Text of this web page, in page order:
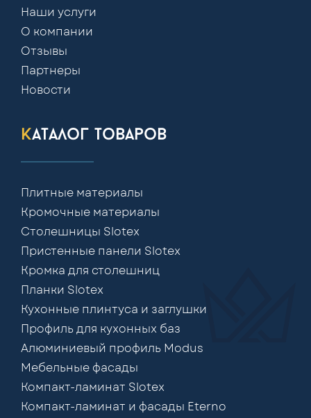
Наши услуги
О компании
Отзывы
Партнеры
Новости
каталог товаров
Плитные материалы
Кромочные материалы
Столешницы Slotex
Пристенные панели Slotex
Кромка для столешниц
Планки Slotex
Кухонные плинтуса и заглушки
Профиль для кухонных баз
Алюминиевый профиль Modus
Мебельные фасады
Компакт-ламинат Slotex
Компакт-ламинат и фасады Eterno